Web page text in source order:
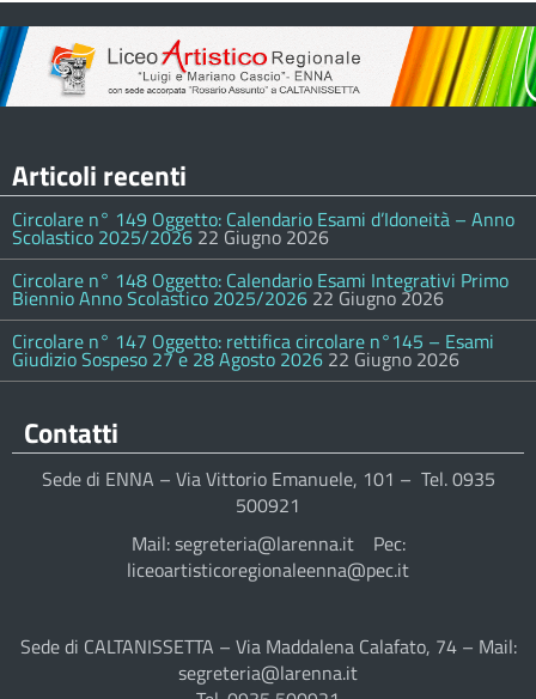
Articoli recenti
Circolare n° 149 Oggetto: Calendario Esami d’Idoneità – Anno
Scolastico 2025/2026 22 Giugno 2026
Circolare n° 148 Oggetto: Calendario Esami Integrativi Primo
Biennio Anno Scolastico 2025/2026 22 Giugno 2026
Circolare n° 147 Oggetto: rettifica circolare n°145 – Esami
Giudizio Sospeso 27 e 28 Agosto 2026 22 Giugno 2026
Contatti
Sede di ENNA – Via Vittorio Emanuele, 101 – Tel. 0935
500921
Mail: segreteria@larenna.it Pec:
liceoartisticoregionaleenna@pec.it
Sede di CALTANISSETTA – Via Maddalena Calafato, 74 – Mail:
segreteria@larenna.it